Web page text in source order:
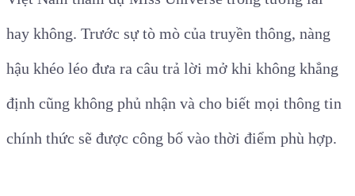
hay không. Trước sự tò mò của truyền thông, nàng
hậu khéo léo đưa ra câu trả lời mở khi không khẳng
định cũng không phủ nhận và cho biết mọi thông tin
chính thức sẽ được công bố vào thời điểm phù hợp.